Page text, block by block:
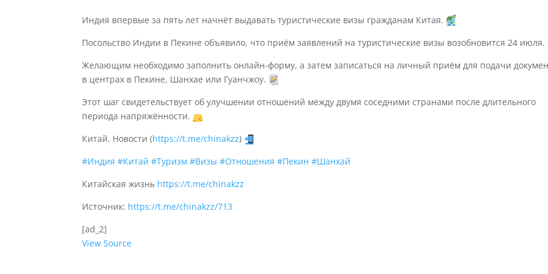
Индия впервые за пять лет начнёт выдавать туристические визы гражданам Китая.
Посольство Индии в Пекине объявило, что приём заявлений на туристические визы возобновится 24 июля.
Желающим необходимо заполнить онлайн-форму, а затем записаться на личный приём для подачи
в центрах в Пекине, Шанхае или Гуанчжоу.
Этот шаг свидетельствует об улучшении отношений между двумя соседними странами после длительного
периода напряжённости.
Китай. Новости (https://t.me/chinakzz)
#Индия #Китай #Туризм #Визы #Отношения #Пекин #Шанхай
Китайская жизнь https://t.me/chinakzz
Источник: https://t.me/chinakzz/713
[ad_2]
View Source